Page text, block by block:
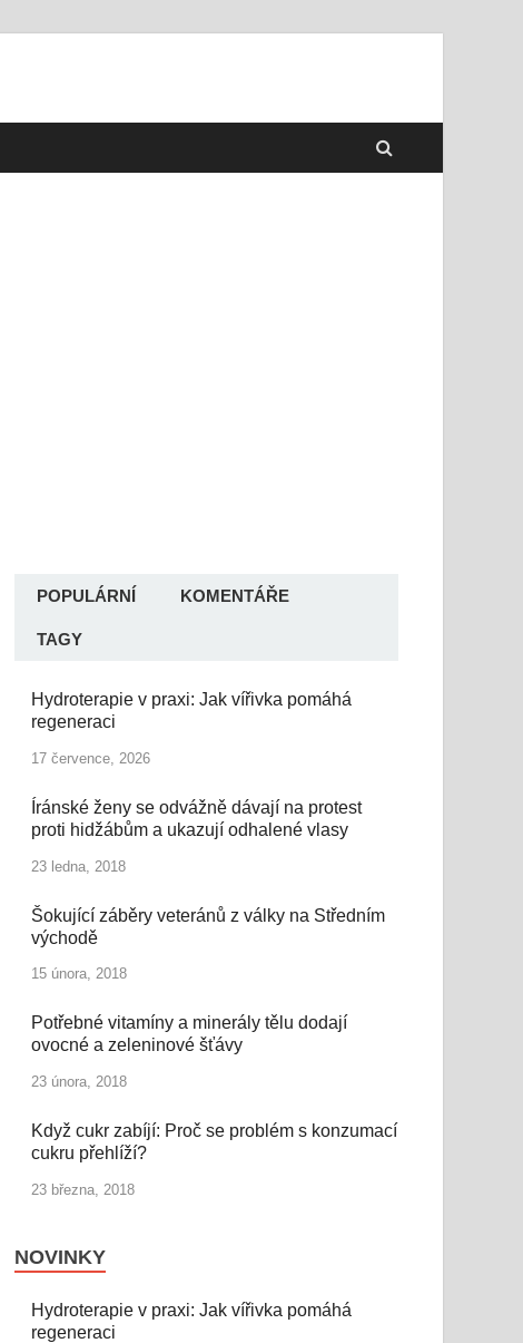
POPULÁRNÍ KOMENTÁŘE
TAGY
Hydroterapie v praxi: Jak vířivka pomáhá
regeneraci
17 července, 2026
Íránské ženy se odvážně dávají na protest
proti hidžábům a ukazují odhalené vlasy
23 ledna, 2018
Šokující záběry veteránů z války na Středním
východě
15 února, 2018
Potřebné vitamíny a minerály tělu dodají
ovocné a zeleninové šťávy
23 února, 2018
Když cukr zabíjí: Proč se problém s konzumací
cukru přehlíží?
23 března, 2018
NOVINKY
Hydroterapie v praxi: Jak vířivka pomáhá
regeneraci